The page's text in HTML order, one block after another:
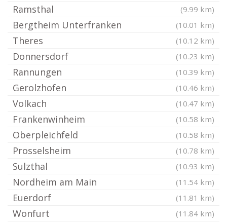
Ramsthal (9.99 km)
Bergtheim Unterfranken (10.01 km)
Theres (10.12 km)
Donnersdorf (10.23 km)
Rannungen (10.39 km)
Gerolzhofen (10.46 km)
Volkach (10.47 km)
Frankenwinheim (10.58 km)
Oberpleichfeld (10.58 km)
Prosselsheim (10.78 km)
Sulzthal (10.93 km)
Nordheim am Main (11.54 km)
Euerdorf (11.81 km)
Wonfurt (11.84 km)